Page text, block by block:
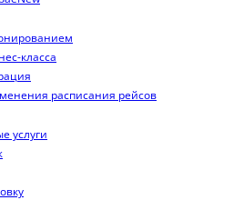
класса
расписания рейсов
услуги